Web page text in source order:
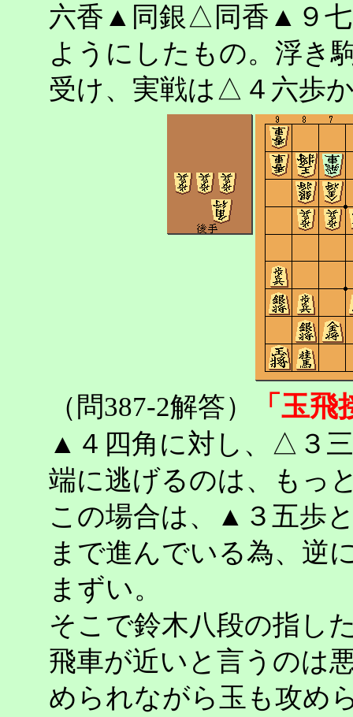
六香▲同銀△同香▲９
ようにしたもの。浮き
受け、実戦は△４六歩
（問387-2解答） 「玉
▲４四角に対し、△３
端に逃げるのは、もっ
この場合は、▲３五歩
まで進んでいる為、逆
まずい。
そこで鈴木八段の指し
飛車が近いと言うのは
められながら玉も攻め